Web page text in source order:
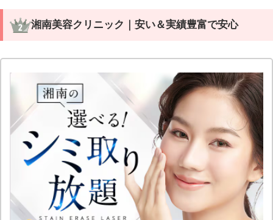
湘南美容クリニック｜安い＆実績豊富で安心